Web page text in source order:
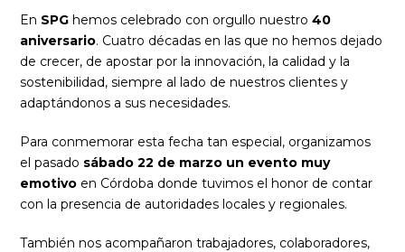
En SPG hemos celebrado con orgullo nuestro40
aniversario. Cuatro décadas en las que no hemos dejado
de crecer, de apostar por la innovación, la calidad y la
sostenibilidad, siempre al lado de nuestros clientes y
adaptándonos a sus necesidades.
Para conmemorar esta fecha tan especial, organizamos
el pasado sábado 22 de marzo un evento muy
emotivo en Córdoba donde tuvimos el honor de contar
con la presencia de autoridades locales y regionales.
También nos acompañaron trabajadores, colaboradores,